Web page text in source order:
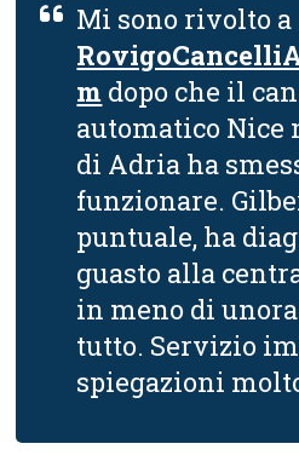
Mi sono rivolto a
m dopo che il
automatico Nice
di Adria ha
funzionare.
puntuale, ha
guasto alla
in meno di
tutto. Servizio
spiegazioni